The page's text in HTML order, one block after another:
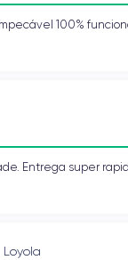
100%
Entrega super